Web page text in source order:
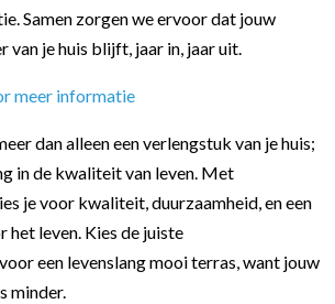
Samen zorgen we ervoor dat jouw
van je huis blijft, jaar in, jaar uit.
meer informatie
dan alleen een verlengstuk van je huis;
in de kwaliteit van leven. Met
je voor kwaliteit, duurzaamheid, en een
leven. Kies de juiste
een levenslang mooi terras, want jouw
minder.